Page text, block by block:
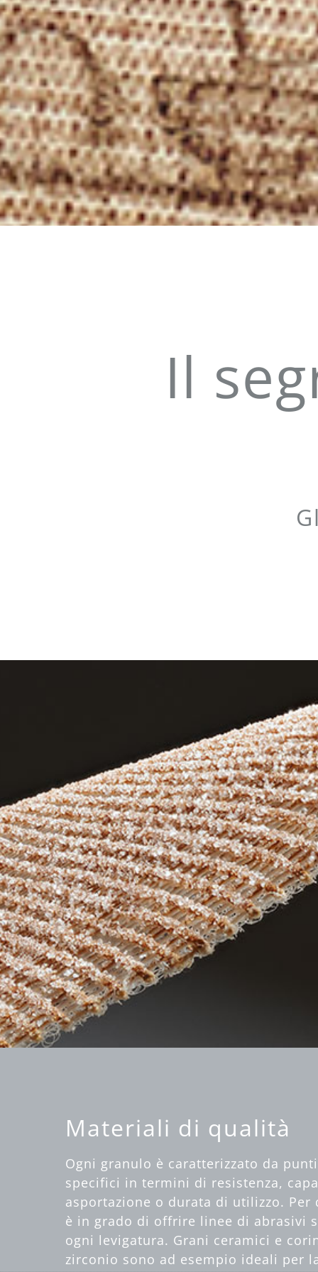
Il
Materiali di qualità
Ogni granulo è caratterizzato da
specifici in termini di resistenza,
asportazione o durata di utilizzo. Per
è in grado di offrire linee di abrasivi
ogni levigatura. Grani ceramici e
zirconio sono ad esempio ideali per